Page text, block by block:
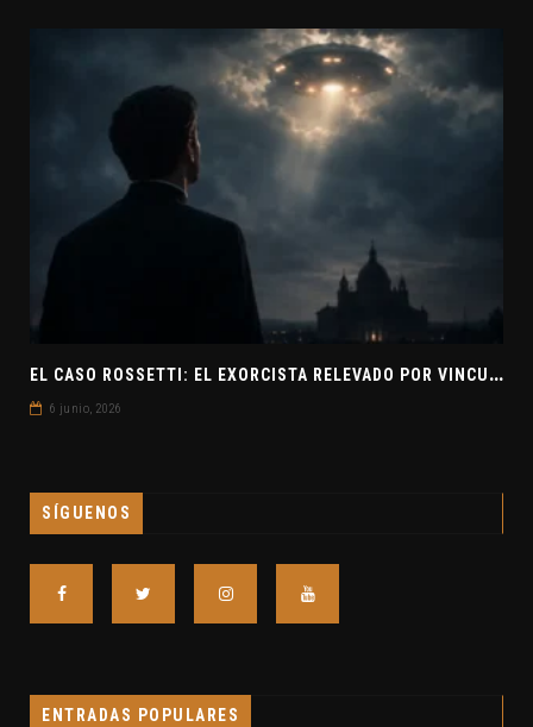
E
L CASO ROSSETTI: EL EXORCISTA RELEVADO POR VINCULAR OVNIS Y DEMONIOS
6 junio, 2026
SÍGUENOS
ENTRADAS POPULARES